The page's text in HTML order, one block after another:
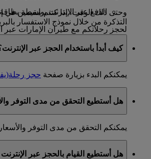
الدفع عبر الإنترنت بواسطة
لحجز رحلاتكم مع طيران الإمارات عبر
إجراء حجز عبر الإنترنت الآن(يفتح
وحتى ذلك الوقت، إذا كنتم مقيمين في
التذكرة من خلال نموذج الاستفسار
كيف أبدأ باستخدام الحجز عبر
يمكنكم البدء بزيارة صفحة حجز رحلة
هل أستطيع التحقق من مدى التوفر
يمكنكم التحقق من مدى التوفر
هل أستطيع القيام بالحجز عبر